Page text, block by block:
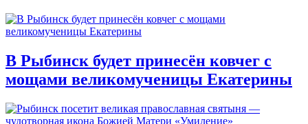
В Рыбинск будет принесён ковчег с
мощами великомученицы Екатерины